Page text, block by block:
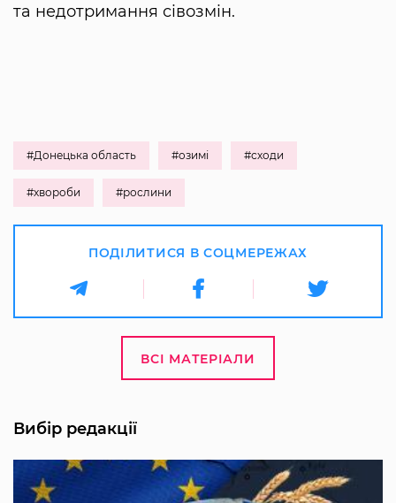
та недотримання сівозмін.
#Донецька область #озимі #сходи
#хвороби #рослини
ПОДІЛИТИСЯ В СОЦМЕРЕЖАХ
ВСІ МАТЕРІАЛИ
Вибір редакції